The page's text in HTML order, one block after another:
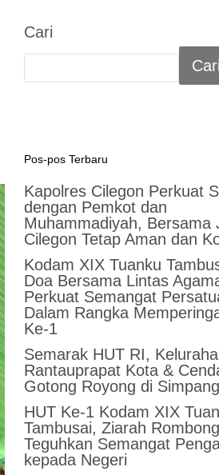
Cari
Cari
Pos-pos Terbaru
Kapolres Cilegon Perkuat
dengan Pemkot dan
Muhammadiyah, Bersama
Cilegon Tetap Aman dan
Kodam XIX Tuanku
Doa Bersama Lintas
Perkuat Semangat
Dalam Rangka
Ke-1
Semarak HUT RI,
Rantauprapat Kota &
Gotong Royong di
HUT Ke-1 Kodam XIX
Tambusai, Ziarah
Teguhkan Semangat
kepada Negeri